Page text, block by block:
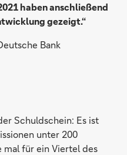
haben anschließend
gezeigt.“
Bank
Schuldschein: Es ist
unter 200
mal für ein Viertel des